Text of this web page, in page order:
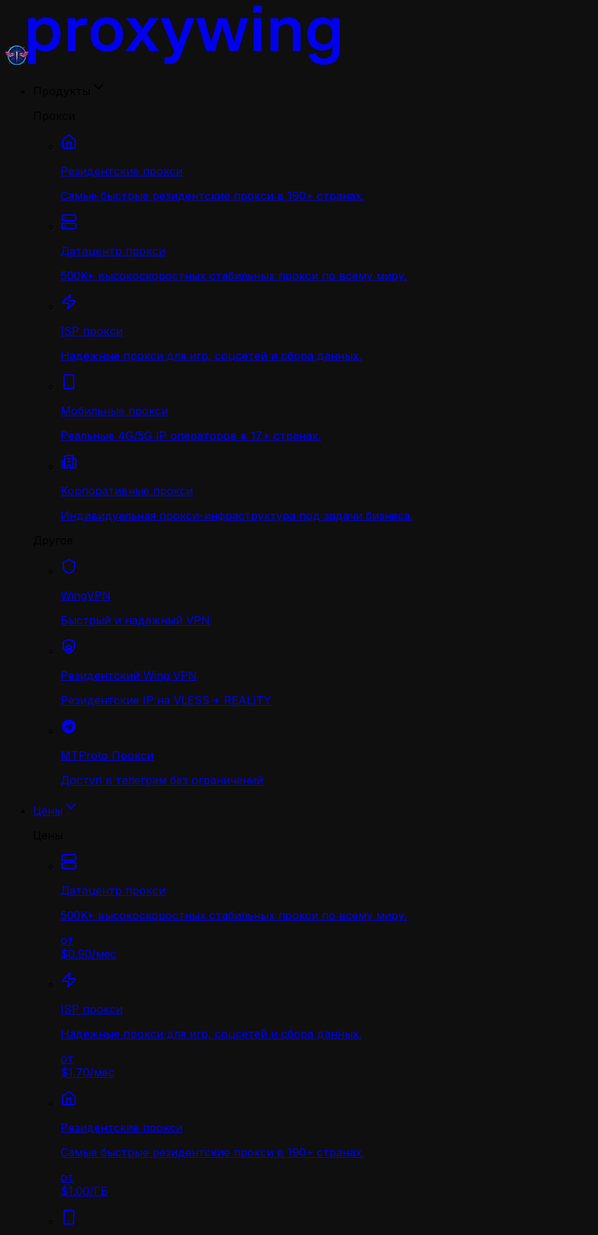
Резидентские прокси
Самые быстрые резидентские прокси в 190+ странах.
Датацентр прокси
500K+ высокоскоростных стабильных прокси по всему миру.
ISP прокси
Надёжные прокси для игр, соцсетей и сбора данных.
Мобильные прокси
Реальные 4G/5G IP операторов в 17+ странах.
Корпоративные прокси
Индивидуальная прокси-инфраструктура под задачи бизнеса.
WingVPN
Быстрый и надежный VPN
Резидентский Wing VPN
Резидентские IP на VLESS + REALITY
MTProto Прокси
Доступ в телеграм без ограничений
Цены
Датацентр прокси
500K+ высокоскоростных стабильных прокси по всему миру.
от
$0.90/мес
ISP прокси
Надёжные прокси для игр, соцсетей и сбора данных.
от
$1.70/мес
Резидентские прокси
Самые быстрые резидентские прокси в 190+ странах.
от
$1.00/ГБ